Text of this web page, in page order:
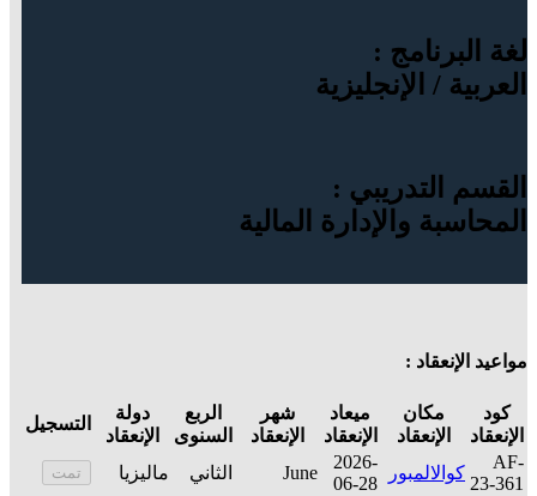
لغة البرنامج :
العربية / الإنجليزية
القسم التدريبي :
المحاسبة والإدارة المالية
مواعيد الإنعقاد :
كود
الإنعقاد
مكان
الإنعقاد
ميعاد
الإنعقاد
شهر
الإنعقاد
الربع
السنوى
دولة
الإنعقاد
التسجيل
AF-
23-361
كوالالمبور
2026-
06-28
June الثاني ماليزيا تمت